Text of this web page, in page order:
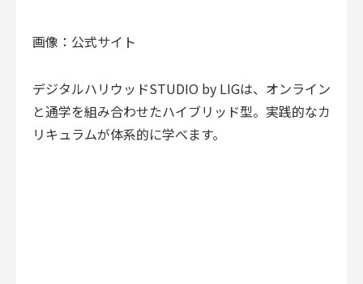
画像：公式サイト
デジタルハリウッドSTUDIO by LIGは、オンライン
と通学を組み合わせたハイブリッド型。実践的なカ
リキュラムが体系的に学べます。